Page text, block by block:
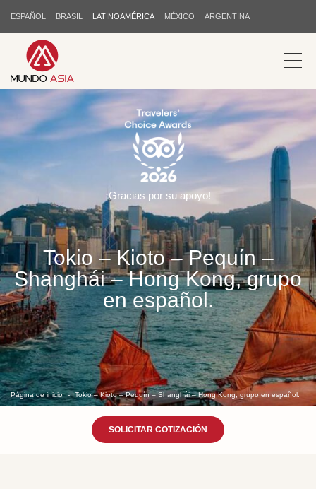
ESPAÑOL BRASIL LATINOAMÉRICA MÉXICO ARGENTINA
Tokio – Kioto – Pequín –
Shanghái – Hong Kong, grupo
en español.
Página de inicio Tokio – Kioto – Pequín – Shanghái – Hong Kong, grupo en español.
¡Gracias por su apoyo!
SOLICITAR COTIZACIÓN